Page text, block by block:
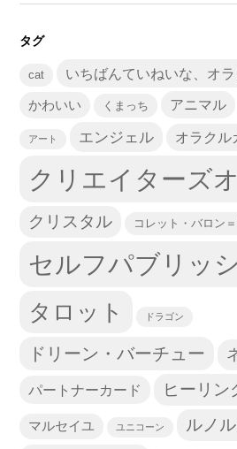
タグ
cat いちばんていねいな、オ
かわいい くまっち アニマル
アート エンジェル オラクル
クリエイターズ
クリスタル コレット・バロン
セルフパブリッ
タロット ドラゴン
ドリーン・バーチュー
パートナーカード ヒーリン
マルセイユ ユニコーン ルノ